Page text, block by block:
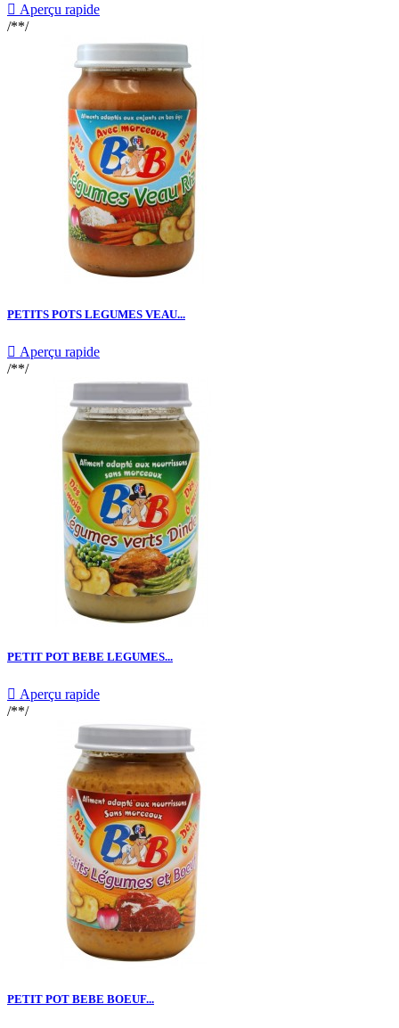
 Aperçu rapide
/**/
PETITS POTS LEGUMES VEAU...
 Aperçu rapide
/**/
PETIT POT BEBE LEGUMES...
 Aperçu rapide
/**/
PETIT POT BEBE BOEUF...